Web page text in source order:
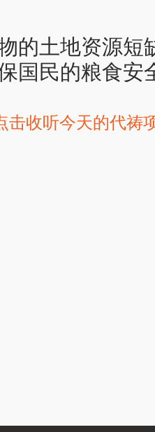
的土地资源
国民的粮食安
击收听今天的代祷